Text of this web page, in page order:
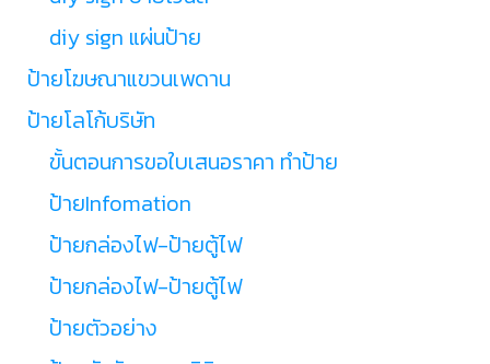
diy sign แผ่นป้าย
ป้ายโฆษณาแขวนเพดาน
ป้ายโลโก้บริษัท
ขั้นตอนการขอใบเสนอราคา ทำป้าย
ป้ายInfomation
ป้ายกล่องไฟ-ป้ายตู้ไฟ
ป้ายกล่องไฟ-ป้ายตู้ไฟ
ป้ายตัวอย่าง